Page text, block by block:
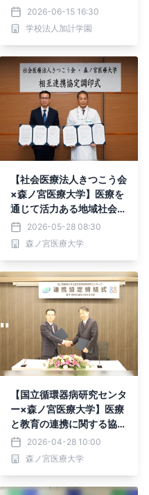
2026-06-15 16:30
学校法人加計学園
【社会医療法人きつこう会
×森ノ宮医療大学】医療を
通じて活力ある地域社会を
めざし、相互連携協定を締
結
2026-05-28 08:30
森ノ宮医療大学
【国立循環器病研究センタ
ー×森ノ宮医療大学】医療
と教育の連携に関する協定
を締結 高度化する医療現
場での専門人材不足の課題
に挑む
2026-04-28 10:00
森ノ宮医療大学